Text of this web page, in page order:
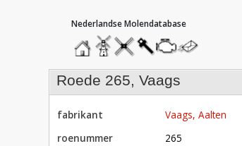
hoofdmenu
homemolendatabase
roedendatabase
assendatabase
motorendatabase
stuur
een
bericht
roede 265, Vaags
fabrikant
Vaags, Aalten
roenummer
265